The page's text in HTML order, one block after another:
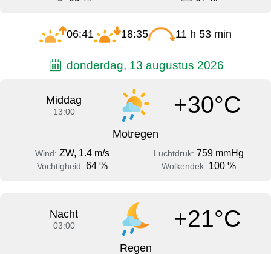
06:41 18:35 11 h 53 min
donderdag, 13 augustus 2026
Middag
13:00 +30°C
Motregen
Wind: ZW, 1.4 m/s Luchtdruk: 759 mmHg
Vochtigheid: 64 % Wolkendek: 100 %
Nacht
03:00 +21°C
Regen